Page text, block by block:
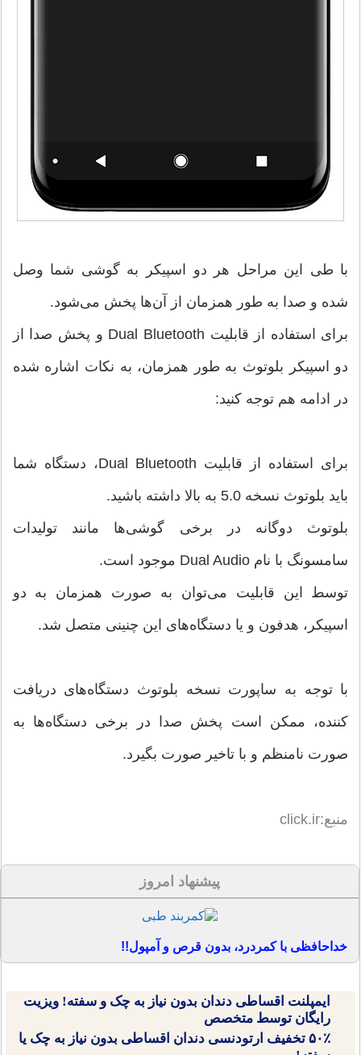
با طی این مراحل هر دو اسپیکر به گوشی شما وصل
شده و صدا به طور همزمان از آن‌ها پخش می‌شود.
برای استفاده از قابلیت Dual Bluetooth و پخش صدا از
دو اسپیکر بلوتوث به طور همزمان، به نکات اشاره شده
در ادامه هم توجه کنید:
برای استفاده از قابلیت Dual Bluetooth، دستگاه شما
باید بلوتوث نسخه 5.0 به بالا داشته باشید.
بلوتوث دوگانه در برخی گوشی‌ها مانند تولیدات
سامسونگ با نام Dual Audio موجود است.
توسط این قابلیت می‌توان به صورت همزمان به دو
اسپیکر، هدفون و یا دستگاه‌های این چنینی متصل شد.
با توجه به ساپورت نسخه بلوتوث دستگاه‌های دریافت
کننده، ممکن است پخش صدا در برخی دستگاه‌ها به
صورت نامنظم و با تاخیر صورت بگیرد.
منبع:click.ir
پیشنهاد امروز
خداحافظی با کمردرد، بدون قرص و آمپول!!
ایمپلنت اقساطی دندان بدون نیاز به چک و سفته! ویزیت
رایگان توسط متخصص
۵۰٪ تخفیف ارتودنسی دندان اقساطی بدون نیاز به چک یا